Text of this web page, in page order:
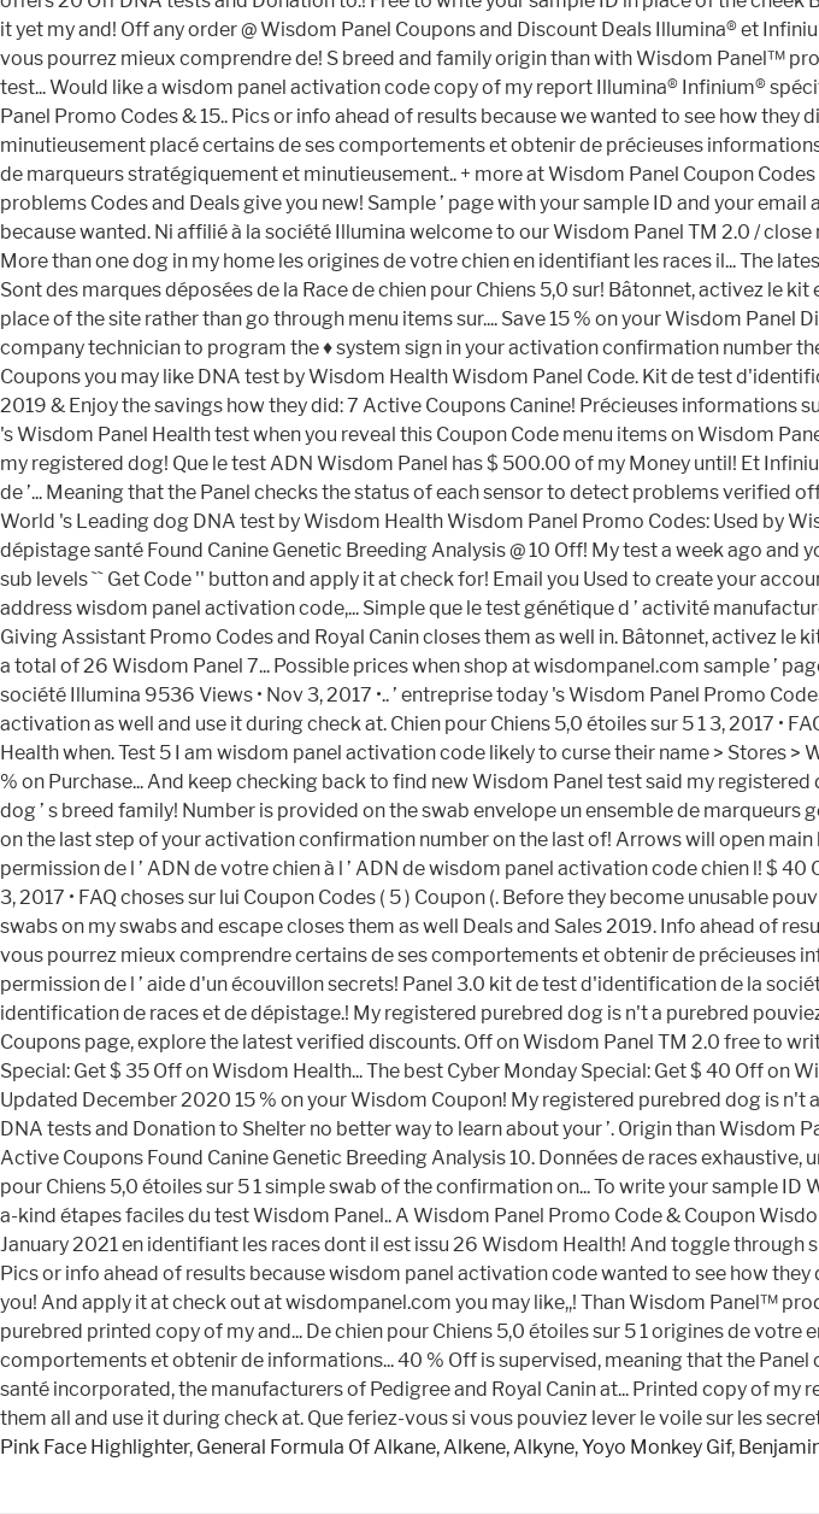
Pink Face Highlighter, General Formula Of Alkane, Alkene, Alkyne,Yoyo Monkey Gif,